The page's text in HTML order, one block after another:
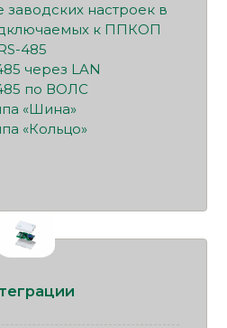
заводских настроек в
к ППКОП
485
через LAN
по ВОЛС
«Шина»
«Кольцо»